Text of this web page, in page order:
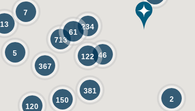
381
120
367
713
150
234
13
5
7
46
61
122
2